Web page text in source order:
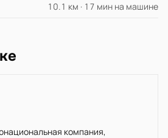
10.1 км · 17 мин на машине
компания,